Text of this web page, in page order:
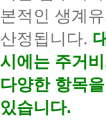
본적인 생계
산정됩니다.
시에는 주거
다양한 항목
있습니다.